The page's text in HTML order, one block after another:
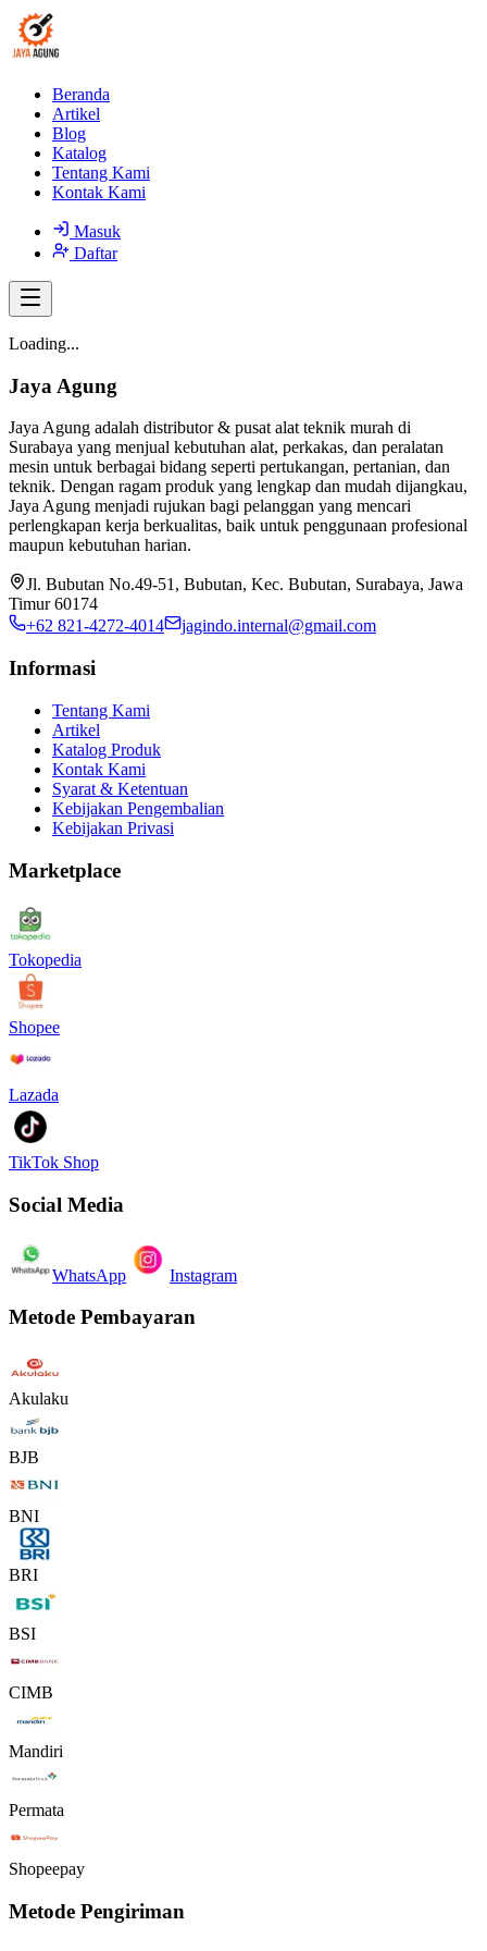
Beranda
Artikel
Blog
Katalog
Tentang Kami
Kontak Kami
Masuk
Daftar
Loading...
Jaya Agung
Jaya Agung adalah distributor & pusat alat teknik murah di
Surabaya yang menjual kebutuhan alat, perkakas, dan peralatan
mesin untuk berbagai bidang seperti pertukangan, pertanian, dan
teknik. Dengan ragam produk yang lengkap dan mudah dijangkau,
Jaya Agung menjadi rujukan bagi pelanggan yang mencari
perlengkapan kerja berkualitas, baik untuk penggunaan profesional
maupun kebutuhan harian.
Jl. Bubutan No.49-51, Bubutan, Kec. Bubutan, Surabaya, Jawa
Timur 60174
+62 821-4272-4014
jagindo.internal@gmail.com
Informasi
Tentang Kami
Artikel
Katalog Produk
Kontak Kami
Syarat & Ketentuan
Kebijakan Pengembalian
Kebijakan Privasi
Marketplace
Tokopedia
Shopee
Lazada
TikTok Shop
Social Media
WhatsApp Instagram
Metode Pembayaran
Akulaku
BJB
BNI
BRI
BSI
CIMB
Mandiri
Permata
Shopeepay
Metode Pengiriman